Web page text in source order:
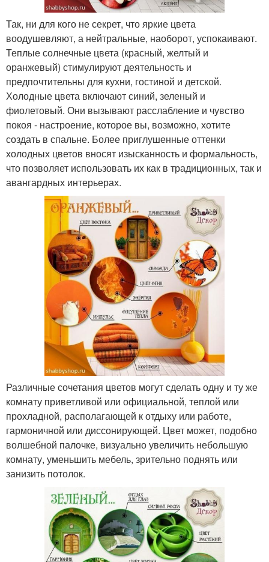
Так, ни для кого не секрет, что яркие цвета
воодушевляют, а нейтральные, наоборот, успокаивают.
Теплые солнечные цвета (красный, желтый и
оранжевый) стимулируют деятельность и
предпочтительны для кухни, гостиной и детской.
Холодные цвета включают синий, зеленый и
фиолетовый. Они вызывают расслабление и чувство
покоя - настроение, которое вы, возможно, хотите
создать в спальне. Более приглушенные оттенки
холодных цветов вносят изысканность и формальность,
что позволяет использовать их как в традиционных, так и
авангардных интерьерах.
Различные сочетания цветов могут сделать одну и ту же
комнату приветливой или официальной, теплой или
прохладной, располагающей к отдыху или работе,
гармоничной или диссонирующей. Цвет может, подобно
волшебной палочке, визуально увеличить небольшую
комнату, уменьшить мебель, зрительно поднять или
занизить потолок.